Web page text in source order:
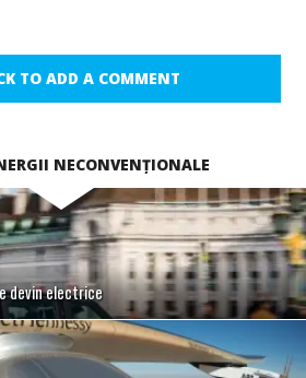
TO ADD A COMMENT
NECONVENȚIONALE
devin electrice